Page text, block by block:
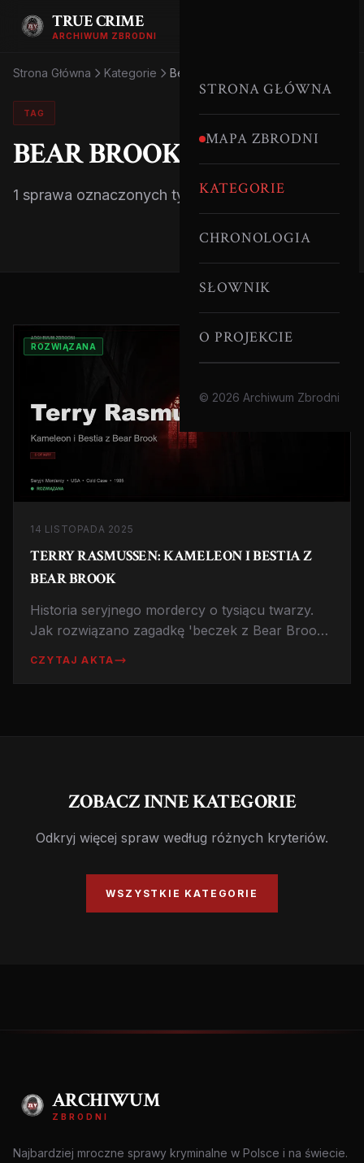
TRUE CRIME
ARCHIWUM ZBRODNI
STRONA GŁÓWNA
MAPA ZBRODNI
KATEGORIE
CHRONOLOGIA
SŁOWNIK
O PROJEKCIE
© 2026 Archiwum Zbrodni
Strona Główna Kategorie Bear Brook
TAG
BEAR BROOK
1 sprawa oznaczonych tym tagiem.
ROZWIĄZANA SERYJNI MORDERCY
14 LISTOPADA 2025
TERRY RASMUSSEN: KAMELEON I BESTIA Z
BEAR BROOK
Historia seryjnego mordercy o tysiącu twarzy.
Jak rozwiązano zagadkę 'beczek z Bear Brook'
CZYTAJ AKTA
ZOBACZ INNE KATEGORIE
Odkryj więcej spraw według różnych kryteriów.
WSZYSTKIE KATEGORIE
ARCHIWUM
ZBRODNI
Najbardziej mroczne sprawy kryminalne w Polsce i na świecie.